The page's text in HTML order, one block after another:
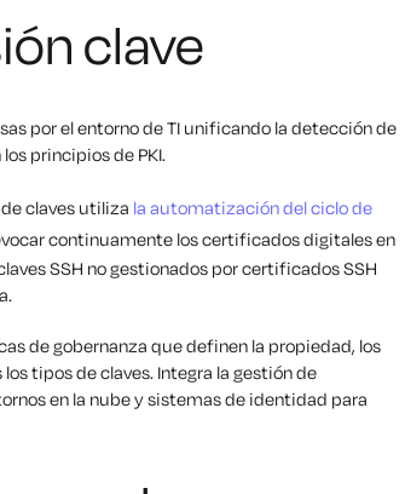
clave
por el entorno de TI unificando la detección de
principios de PKI.
claves utiliza la automatización del ciclo de
continuamente los certificados digitales en
SSH no gestionados por certificados SSH
de gobernanza que definen la propiedad, los
tipos de claves. Integra la gestión de
en la nube y sistemas de identidad para